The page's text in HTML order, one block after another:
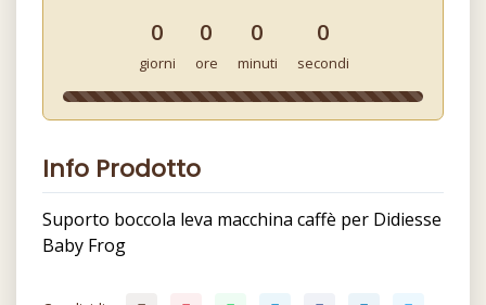
0
giorni
0
ore
0
minuti
0
secondi
Info Prodotto
Suporto boccola leva macchina caffè per Didiesse
Baby Frog